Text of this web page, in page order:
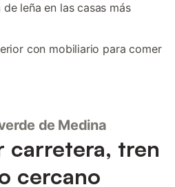
leña en las casas más
con mobiliario para comer
de Medina
carretera, tren
cercano